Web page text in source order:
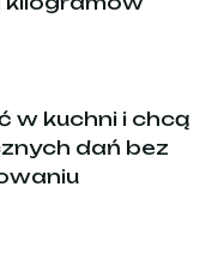
w kuchni i chcą
dań bez